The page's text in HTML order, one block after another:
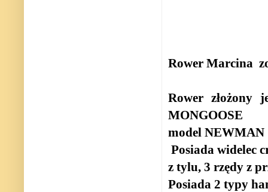
Rower Marcina
Rower
MONGOOSE
model NEWMAN
Posiada widelec
z tylu, 3 rzędy z
Posiada 2 typy